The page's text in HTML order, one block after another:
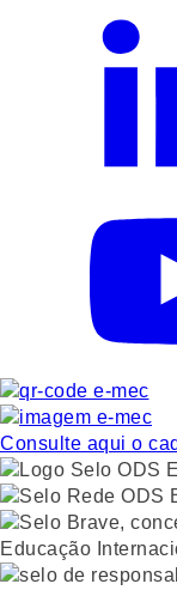
Consulte aqui o